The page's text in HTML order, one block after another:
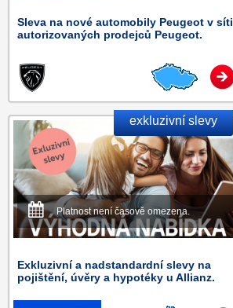
Sleva na nové automobily Peugeot v síti
autorizovaných prodejců Peugeot.
exkluzivní slevy
Platnost není časově omezena.
Exkluzivní a nadstandardní slevy na
pojištění, úvěry a hypotéky u Allianz.